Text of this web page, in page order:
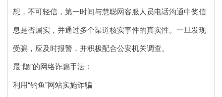
想，不可轻信，第一时间与慧聪网客服人员电话沟通中奖信
息是否属实，并通过多个渠道核实事件的真实性。一旦发现
受骗，应及时报警，并积极配合公安机关调查。
最“隐”的网络诈骗手法：
利用“钓鱼”网站实施诈骗